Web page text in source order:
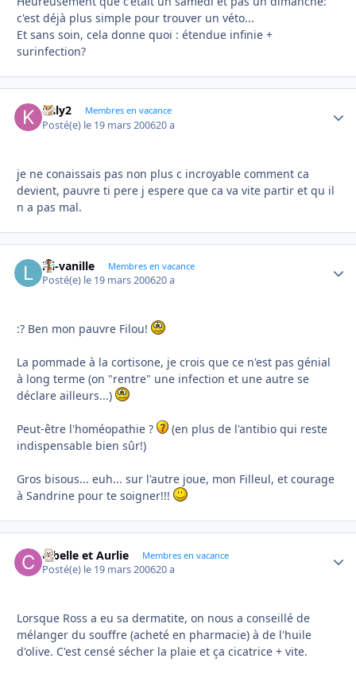
c'est déjà plus simple pour trouver un véto...
Et sans soin, cela donne quoi : étendue infinie +
surinfection?
kaly2 Membres en vacance
Posté(e) le 19 mars 200620 a
je ne conaissais pas non plus c incroyable comment ca
devient, pauvre ti pere j espere que ca va vite partir et qu il
n a pas mal.
lili-vanille Membres en vacance
Posté(e) le 19 mars 200620 a
:? Ben mon pauvre Filou!
La pommade à la cortisone, je crois que ce n'est pas génial
à long terme (on "rentre" une infection et une autre se
déclare ailleurs...)
Peut-être l'homéopathie ?
(en plus de l'antibio qui reste
indispensable bien sûr!)
Gros bisous... euh... sur l'autre joue, mon Filleul, et courage
à Sandrine pour te soigner!!!
Cibelle et Aurlie Membres en vacance
Posté(e) le 19 mars 200620 a
Lorsque Ross a eu sa dermatite, on nous a conseillé de
mélanger du souffre (acheté en pharmacie) à de l'huile
d'olive. C'est censé sécher la plaie et ça cicatrice + vite.